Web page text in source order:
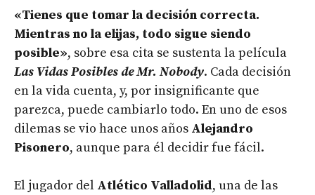
«Tienes que tomar la decisión correcta.
Mientras no la elijas, todo sigue siendo
posible», sobre esa cita se sustenta la película
Las Vidas Posibles de Mr. Nobody. Cada decisión
en la vida cuenta, y, por insignificante que
parezca, puede cambiarlo todo. En uno de esos
dilemas se vio hace unos años Alejandro
Pisonero, aunque para él decidir fue fácil.
El jugador del Atlético Valladolid, una de las